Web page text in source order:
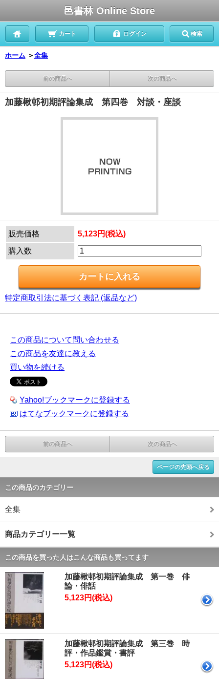
邑書林 Online Store
カート ログイン 検索
ホーム ＞全集
前の商品へ 次の商品へ
加藤楸邨初期評論集成 第四巻 対談・座談
販売価格 5,123円(税込)
購入数
特定商取引法に基づく表記 (返品など)
この商品について問い合わせる
この商品を友達に教える
買い物を続ける
Yahoo!ブックマークに登録する
はてなブックマークに登録する
前の商品へ 次の商品へ
ページの先頭へ戻る
この商品のカテゴリー
全集
商品カテゴリー一覧
この商品を買った人はこんな商品も買ってます
加藤楸邨初期評論集成 第一巻 俳
論・俳話
5,123円(税込)
加藤楸邨初期評論集成 第三巻 時
評・作品鑑賞・書評
5,123円(税込)